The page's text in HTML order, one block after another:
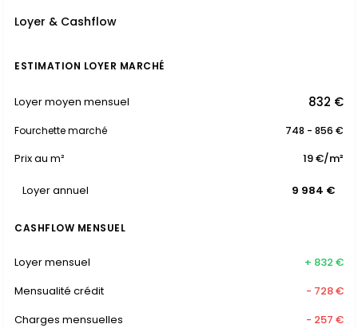
Loyer & Cashflow
ESTIMATION LOYER MARCHÉ
Loyer moyen mensuel 832 €
Fourchette marché 748 - 856 €
Prix au m² 19 €/m²
Loyer annuel 9 984 €
CASHFLOW MENSUEL
Loyer mensuel
+ 832 €
Mensualité crédit
- 728 €
Charges mensuelles
- 257 €